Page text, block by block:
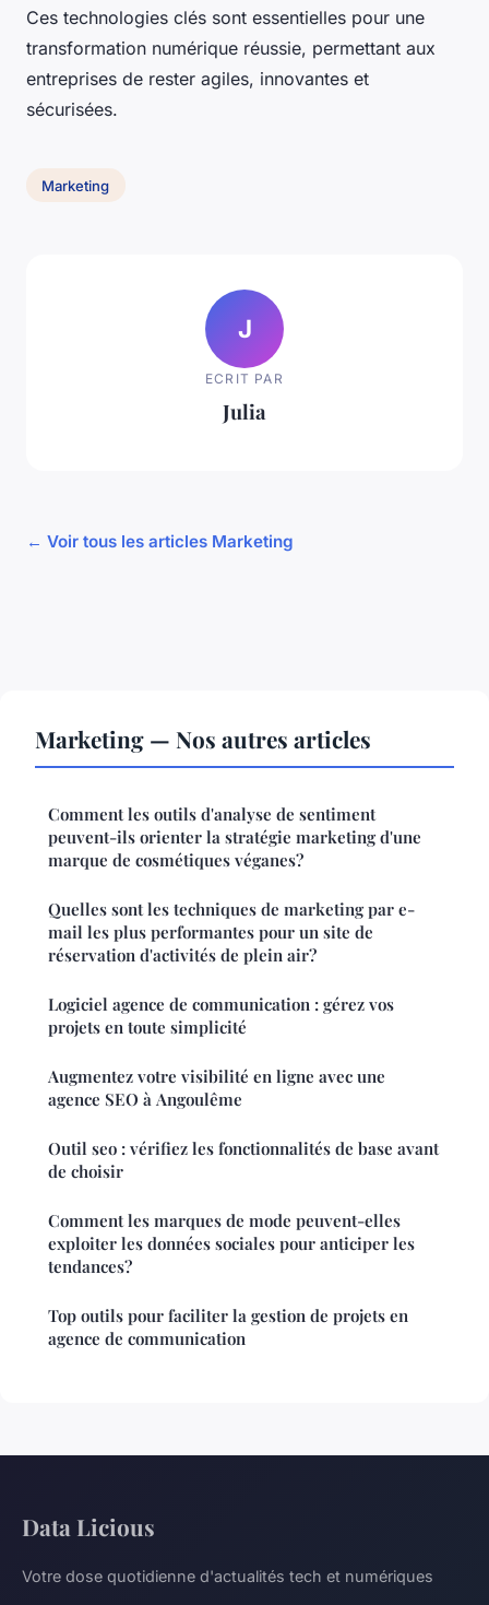
Ces technologies clés sont essentielles pour une
transformation numérique réussie, permettant aux
entreprises de rester agiles, innovantes et
sécurisées.
Marketing
J
ECRIT PAR
Julia
← Voir tous les articles Marketing
Marketing — Nos autres articles
Comment les outils d'analyse de sentiment
peuvent-ils orienter la stratégie marketing d'une
marque de cosmétiques véganes?
Quelles sont les techniques de marketing par e-
mail les plus performantes pour un site de
réservation d'activités de plein air?
Logiciel agence de communication : gérez vos
projets en toute simplicité
Augmentez votre visibilité en ligne avec une
agence SEO à Angoulême
Outil seo : vérifiez les fonctionnalités de base avant
de choisir
Comment les marques de mode peuvent-elles
exploiter les données sociales pour anticiper les
tendances?
Top outils pour faciliter la gestion de projets en
agence de communication
Data Licious
Votre dose quotidienne d'actualités tech et numériques